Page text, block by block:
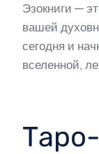
Эзокниги —
вашей
сегодня и
вселенной,